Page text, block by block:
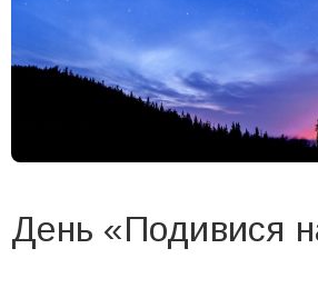
День «Подивися